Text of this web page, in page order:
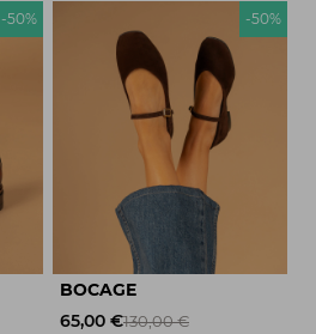
-50% -50%
BOCAGE
65,00 €130,00 €